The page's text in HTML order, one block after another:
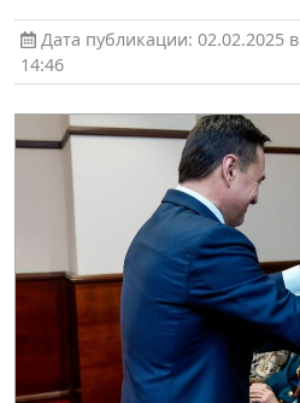
Дата публикации: 02.02.2025 в
14:46